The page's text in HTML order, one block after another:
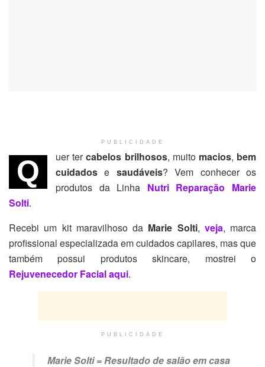
PUBLICIDADE
Q uer tercabelos brilhosos, muito macios, bem
cuidados e saudáveis? Vem conhecer os
produtos da Linha Nutri Reparação Marie
Solti.
Recebi um kit maravilhoso da Marie Solti, veja, marca
profissional especializada em cuidados capilares, mas que
também possui produtos skincare, mostrei o
Rejuvenecedor Facial aqui.
PUBLICIDADE
Marie Solti = Resultado de salão em casa